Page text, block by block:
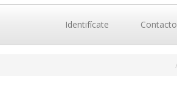
Identifícate Contacto